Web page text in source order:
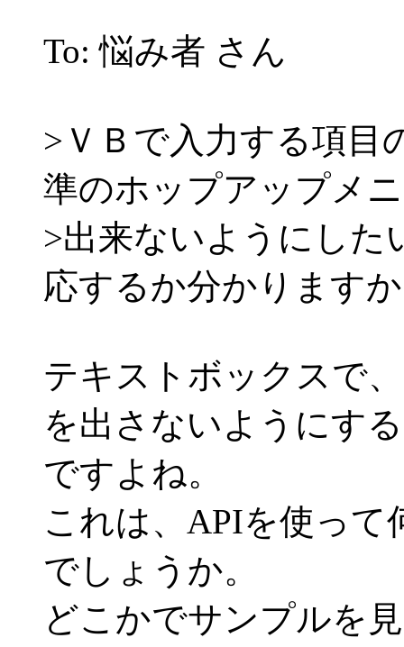
To: 悩み者 さん
>ＶＢで入力する項目
準のホップアップメ
>出来ないようにした
応するか分かります
テキストボックスで
を出さないようにす
ですよね。
これは、APIを使っ
でしょうか。
どこかでサンプルを